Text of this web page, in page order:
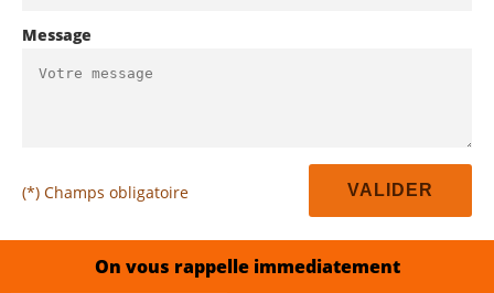
Message
(*) Champs obligatoire
On vous rappelle immediatement